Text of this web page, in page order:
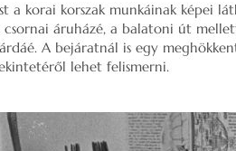
a korai korszak munkáinak képei
csornai áruházé, a balatoni út
A bejáratnál is egy
lehet felismerni.